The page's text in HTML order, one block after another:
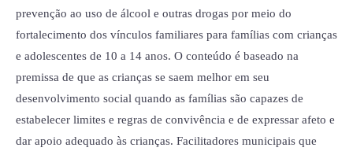
prevenção ao uso de álcool e outras drogas por meio do
fortalecimento dos vínculos familiares para famílias com crianças
e adolescentes de 10 a 14 anos. O conteúdo é baseado na
premissa de que as crianças se saem melhor em seu
desenvolvimento social quando as famílias são capazes de
estabelecer limites e regras de convivência e de expressar afeto e
dar apoio adequado às crianças. Facilitadores municipais que